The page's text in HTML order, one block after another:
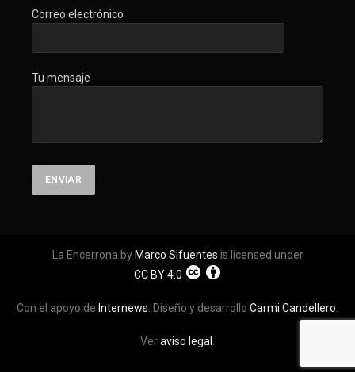
Correo electrónico
Tu mensaje
La Encerrona by Marco Sifuentes is licensed under
CC BY 4.0
Con el apoyo de Internews . Diseño y desarrollo Carmi Candellero
Veraviso legal